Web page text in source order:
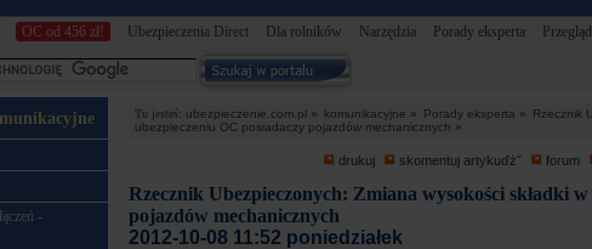
OC od 456 zł! Ubezpieczenia Direct Dla rolników Narzędzia Porady eksperta
-
Tu jesteś: ubezpieczenie.com.pl » komunikacyjne » Porady eksperta »
Rzecznik
ubezpieczeniu OC posiadaczy pojazdów mechanicznych »
drukuj skomentuj artykuďż˝ forum
Rzecznik Ubezpieczonych: Zmiana wysokości składki
pojazdów mechanicznych
2012-10-08 11:52 poniedziałek